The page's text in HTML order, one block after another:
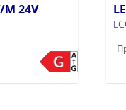
M 24V